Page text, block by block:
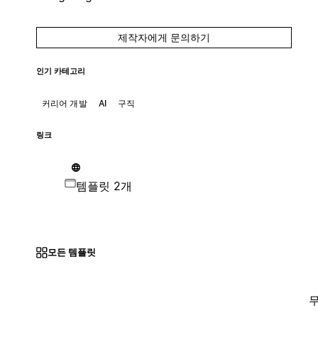
제작자에게 문의하기
인기 카테고리
커리어 개발 AI 구직
링크
템플릿 2개
모든 템플릿